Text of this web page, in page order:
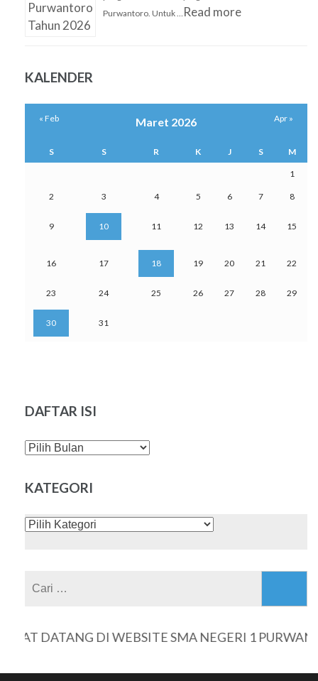
Purwantoro. Untuk …
Read more
KALENDER
Maret 2026
S S R K J S M
1
2 3 4 5 6 7 8
9 10 11 12 13 14 15
16 17 18 19 20 21 22
23 24 25 26 27 28 29
30 31
« Feb Apr »
DAFTAR ISI
DAFTAR
KATEGORI
KATEGORI
DATANG DI WEBSITE SMA NEGERI 1